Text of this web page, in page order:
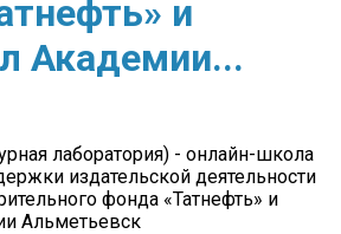
и
Академии...
лаборатория) - онлайн-школа
издательской деятельности
фонда «Татнефть» и
Альметьевск